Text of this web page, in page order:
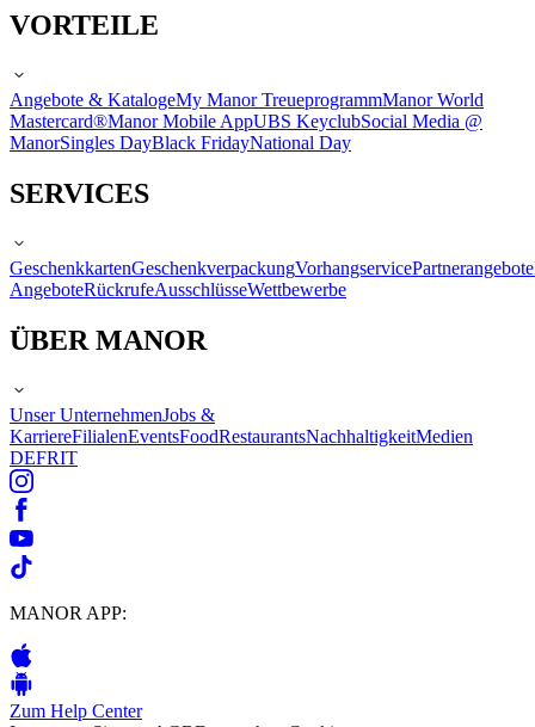
VORTEILE
Angebote & KatalogeMy Manor TreueprogrammManor World
Mastercard®Manor Mobile AppUBS KeyclubSocial Media @
ManorSingles DayBlack FridayNational Day
SERVICES
GeschenkkartenGeschenkverpackungVorhangservicePartnerangebote
AngeboteRückrufeAusschlüsseWettbewerbe
ÜBER MANOR
Unser UnternehmenJobs &
KarriereFilialenEventsFoodRestaurantsNachhaltigkeitMedien
DEFRIT
MANOR APP:
Zum Help Center